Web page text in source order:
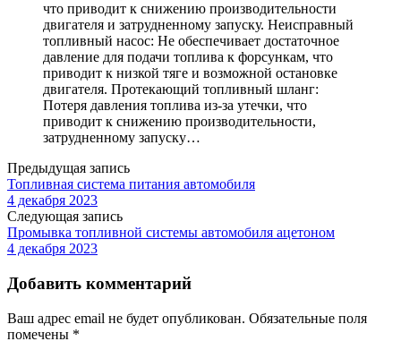
что приводит к снижению производительности
двигателя и затрудненному запуску. Неисправный
топливный насос: Не обеспечивает достаточное
давление для подачи топлива к форсункам, что
приводит к низкой тяге и возможной остановке
двигателя. Протекающий топливный шланг:
Потеря давления топлива из-за утечки, что
приводит к снижению производительности,
затрудненному запуску…
Предыдущая запись
Топливная система питания автомобиля
4 декабря 2023
Следующая запись
Промывка топливной системы автомобиля ацетоном
4 декабря 2023
Добавить комментарий
Ваш адрес email не будет опубликован. Обязательные поля
помечены *